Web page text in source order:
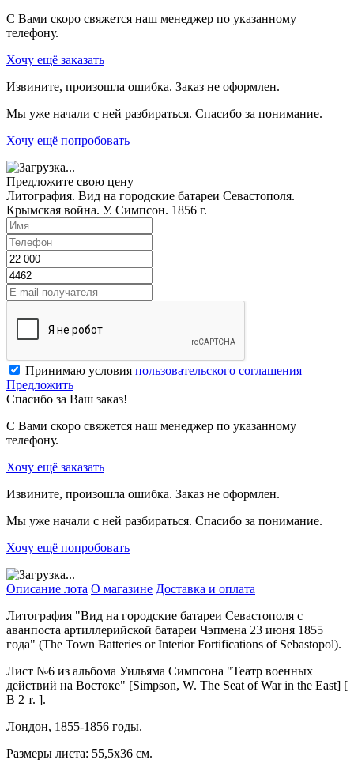
С Вами скоро свяжется наш менеджер по указанному
телефону.
Хочу ещё заказать
Извините, произошла ошибка. Заказ не оформлен.
Мы уже начали с ней разбираться. Спасибо за понимание.
Хочу ещё попробовать
Предложите свою цену
Литография. Вид на городские батареи Севастополя.
Крымская война. У. Симпсон. 1856 г.
Принимаю условия пользовательского соглашения
Предложить
Спасибо за Ваш заказ!
С Вами скоро свяжется наш менеджер по указанному
телефону.
Хочу ещё заказать
Извините, произошла ошибка. Заказ не оформлен.
Мы уже начали с ней разбираться. Спасибо за понимание.
Хочу ещё попробовать
Описание лота О магазине Доставка и оплата
Литография "Вид на городские батареи Севастополя с
аванпоста артиллерийской батареи Чэпмена 23 июня 1855
года" (The Town Batteries or Interior Fortifications of Sebastopol).
Лист №6 из альбома Уильяма Симпсона "Театр военных
действий на Востоке" [Simpson, W. The Seat of War in the East] [
В 2 т. ].
Лондон, 1855-1856 годы.
Размеры листа: 55,5x36 см.